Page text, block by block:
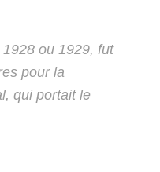
ou 1929, fut
pour la
qui portait le